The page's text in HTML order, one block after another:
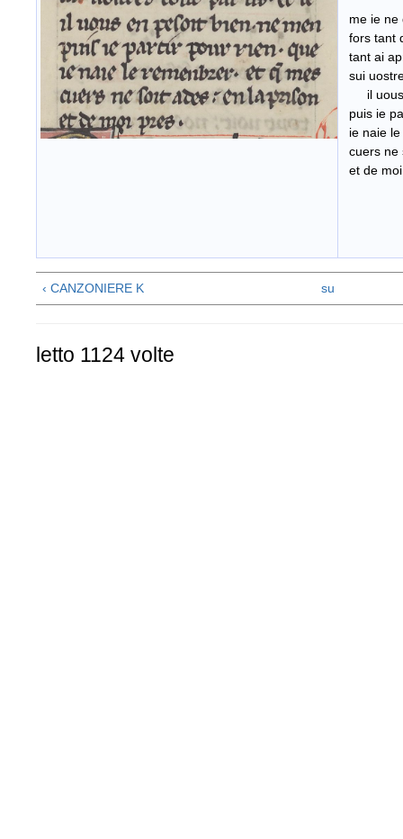
me ie ne
fors tant
tant ai
sui
il uous
puis ie
ie naie
cuers ne
et de
‹ CANZONIERE K su
letto 1124 volte